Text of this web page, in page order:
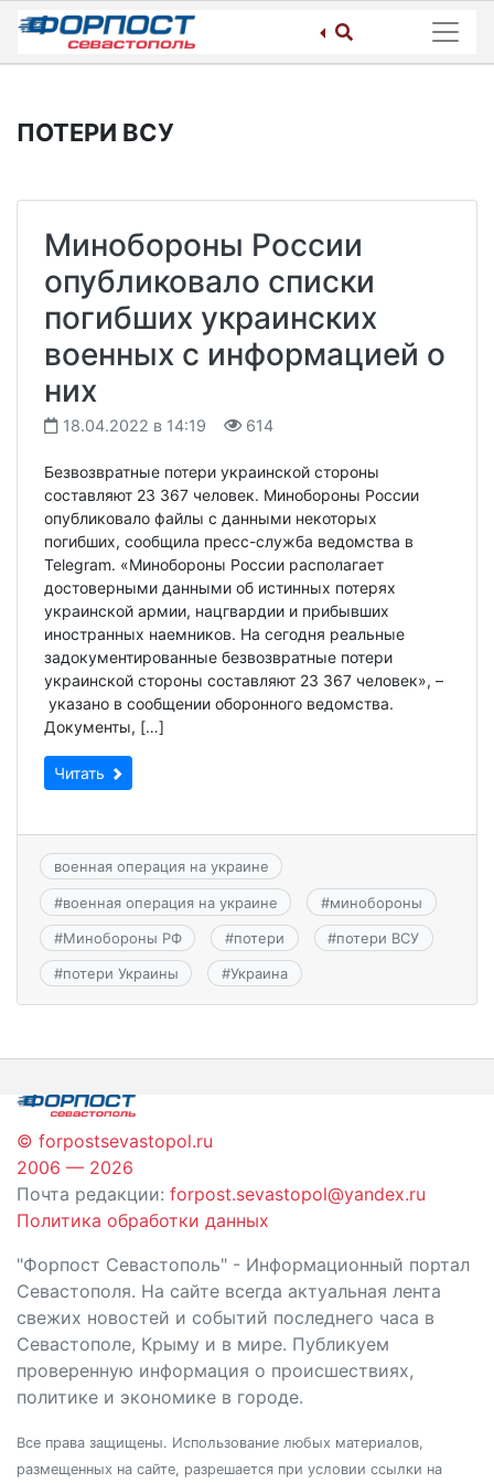
Skip
content
ПОТЕРИ ВСУ
Минобороны России
опубликовало списки
погибших украинских
военных с информацией о
них
18.04.2022 в 14:19 614
Безвозвратные потери украинской стороны
составляют 23 367 человек. Минобороны России
опубликовало файлы с данными некоторых
погибших, сообщила пресс-служба ведомства в
Telegram. «Минобороны России располагает
достоверными данными об истинных потерях
украинской армии, нацгвардии и прибывших
иностранных наемников. На сегодня реальные
задокументированные безвозвратные потери
украинской стороны составляют 23 367 человек», –
указано в сообщении оборонного ведомства.
Документы, […]
Читать
военная операция на украине
#военная операция на украине #минобороны
#Минобороны РФ #потери #потери ВСУ
#потери Украины #Украина
© forpostsevastopol.ru
2006 — 2026
Почта редакции: forpost.sevastopol@yandex.ru
Политика обработки данных
"Форпост Севастополь" - Информационный портал
Севастополя. На сайте всегда актуальная лента
свежих новостей и событий последнего часа в
Севастополе, Крыму и в мире. Публикуем
проверенную информация о происшествиях,
политике и экономике в городе.
Все права защищены. Использование любых материалов,
размещенных на сайте, разрешается при условии ссылки на